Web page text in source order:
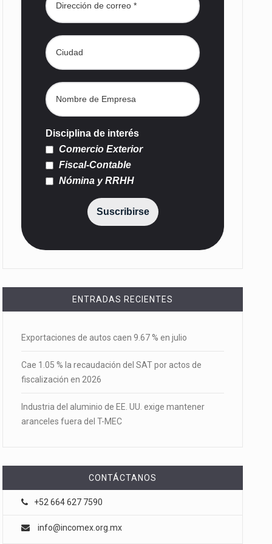
Disciplina de interés
Comercio Exterior
Fiscal-Contable
Nómina y RRHH
Suscribirse
ENTRADAS RECIENTES
Exportaciones de autos caen 9.67 % en julio
Cae 1.05 % la recaudación del SAT por actos de
fiscalización en 2026
Industria del aluminio de EE. UU. exige mantener
aranceles fuera del T-MEC
CONTÁCTANOS
+52 664 627 7590
info@incomex.org.mx